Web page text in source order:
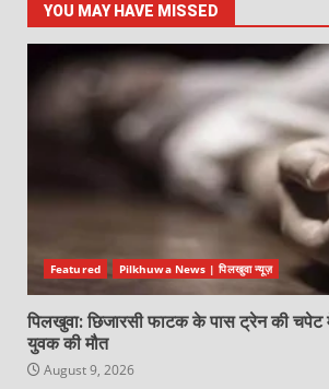
YOU MAY HAVE MISSED
Featured Pilkhuwa News | पिलखुवा न्यूज़
पिलखुवा: छिजारसी फाटक के पास ट्रेन की चपेट
युवक की मौत
August 9, 2026